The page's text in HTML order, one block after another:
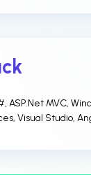
ASP.Net MVC,
Visual Studio,